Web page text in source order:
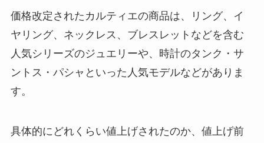
価格改定されたカルティエの商品は、リング、イ
ヤリング、ネックレス、ブレスレットなどを含む
人気シリーズのジュエリーや、時計のタンク・サ
ントス・パシャといった人気モデルなどがありま
す。
具体的にどれくらい値上げされたのか、値上げ前